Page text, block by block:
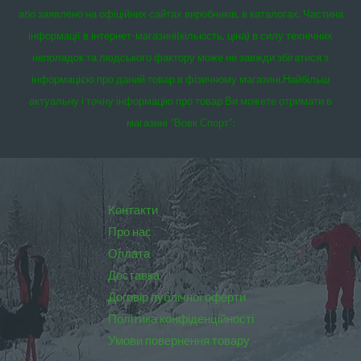
або заявлено на офіційних сайтах виробників, в каталогах. Частина
інформації в інтернет-магазині(кількість, ціна) в силу технічних
неполадок та людського фактору може не завжди збігатися з
інформацією про даний товар в фізичному магазині.Найбільш
актуальну і точну інформацію про товар Ви можете отримати в
магазині “Вовк Спорт”:
Контакти
Про нас
Оплата
Доставка
Договір публічної оферти
Політика конфіденційності
Умови повернення товару